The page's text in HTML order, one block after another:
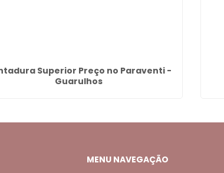
Superior Preço no Paraventi -
Guarulhos
MENU NAVEGAÇÃO